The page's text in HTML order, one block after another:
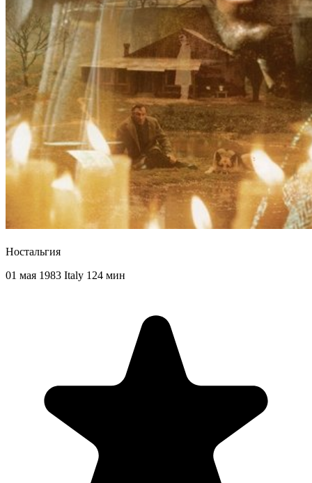
Ностальгия
01 мая 1983 Italy 124 мин